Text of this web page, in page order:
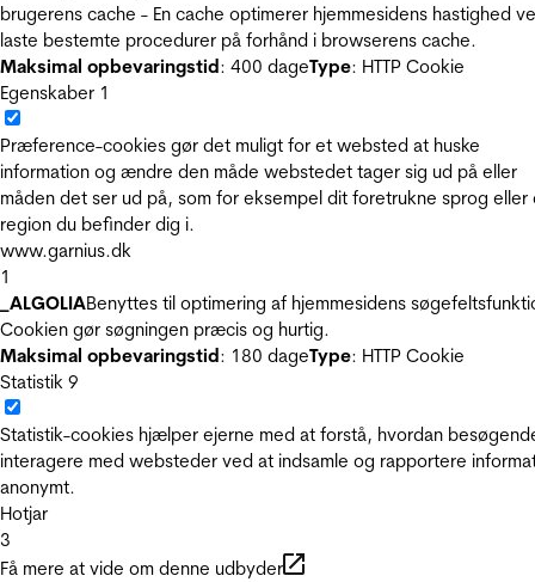
brugerens cache - En cache optimerer hjemmesidens hastighed
laste bestemte procedurer på forhånd i browserens cache.
Maksimal opbevaringstid: 400 dageType: HTTP Cookie
Egenskaber 1
Præference-cookies gør det muligt for et websted at huske
information og ændre den måde webstedet tager sig ud på eller
måden det ser ud på, som for eksempel dit foretrukne sprog eller
region du befinder dig i.
www.garnius.dk
1
_ALGOLIABenyttes til optimering af hjemmesidens
Cookien gør søgningen præcis og hurtig.
Maksimal opbevaringstid: 180 dageType: HTTP Cookie
Statistik 9
Statistik-cookies hjælper ejerne med at forstå, hvordan
interagere med websteder ved at indsamle og rapportere
anonymt.
Hotjar
3
Få mere at vide om denne udbyder